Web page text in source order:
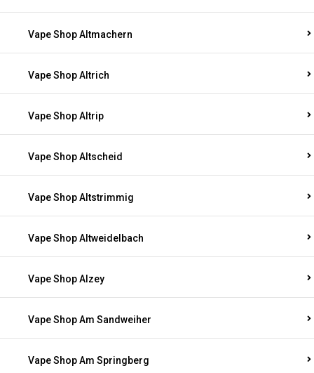
Vape Shop Altmachern
Vape Shop Altrich
Vape Shop Altrip
Vape Shop Altscheid
Vape Shop Altstrimmig
Vape Shop Altweidelbach
Vape Shop Alzey
Vape Shop Am Sandweiher
Vape Shop Am Springberg